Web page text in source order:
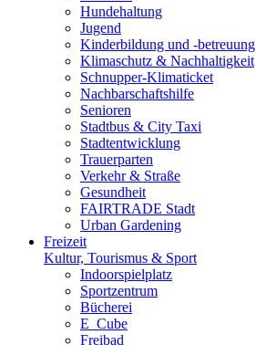
Hundehaltung
Jugend
Kinderbildung und -betreuung
Klimaschutz & Nachhaltigkeit
Schnupper-Klimaticket
Nachbarschaftshilfe
Senioren
Stadtbus & City Taxi
Stadtentwicklung
Trauerparten
Verkehr & Straße
Gesundheit
FAIRTRADE Stadt
Urban Gardening
Freizeit
Kultur, Tourismus & Sport
Indoorspielplatz
Sportzentrum
Bücherei
E_Cube
Freibad